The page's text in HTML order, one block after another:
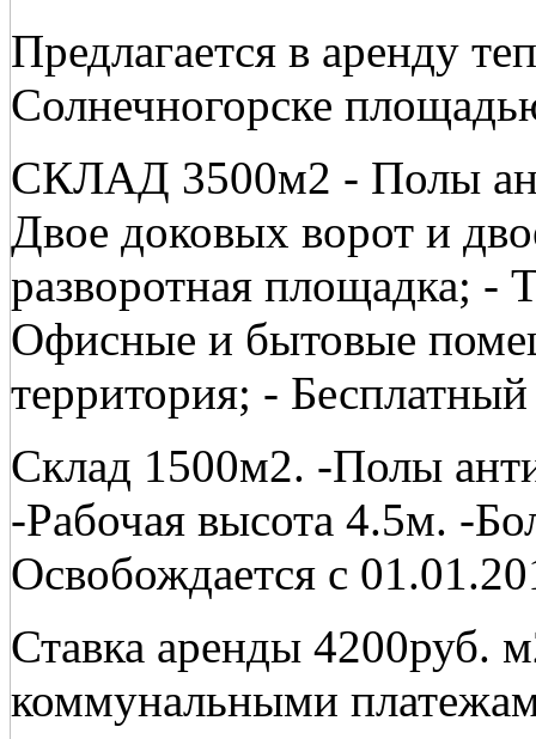
Предлагается в аренду
Солнечногорске
СКЛАД 3500м2 - Полы
Двое доковых ворот и
разворотная площадка; -
Офисные и бытовые
территория; -
Склад 1500м2. -Полы
-Рабочая высота 4.5м. -
Освобождается с
Ставка аренды 4200руб.
коммунальными